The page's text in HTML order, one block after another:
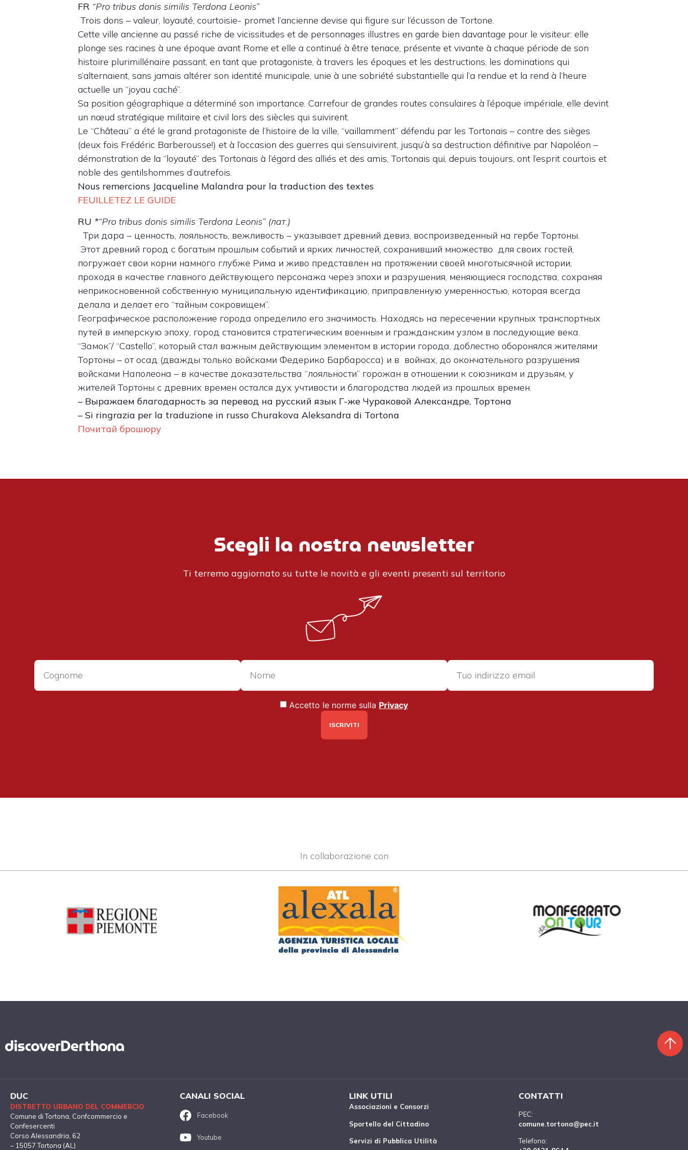
FR “Pro tribus donis similis Terdona Leonis”
Trois dons – valeur, loyauté, courtoisie- promet l’ancienne devise qui figure sur l’écusson de Tortone.
Cette ville ancienne au passé riche de vicissitudes et de personnages illustres en garde bien davantage pour le visiteur: elle
plonge ses racines à une époque avant Rome et elle a continué à être tenace, présente et vivante à chaque période de son
histoire plurimillénaire passant, en tant que protagoniste, à travers les époques et les destructions, les dominations qui
s’alternaient, sans jamais altérer son identité municipale, unie à une sobriété substantielle qui l’a rendue et la rend à l’heure
actuelle un “joyau caché”.
Sa position géographique a déterminé son importance. Carrefour de grandes routes consulaires à l’époque impériale, elle devint
un nœud stratégique militaire et civil lors des siècles qui suivirent.
Le “Château” a été le grand protagoniste de l’histoire de la ville, “vaillamment” défendu par les Tortonais – contre des sièges
(deux fois Frédéric Barberousse!) et à l’occasion des guerres qui s’ensuivirent, jusqu’à sa destruction définitive par Napoléon –
démonstration de la “loyauté” des Tortonais à l’égard des alliés et des amis, Tortonais qui, depuis toujours, ont l’esprit courtois et
noble des gentilshommes d’autrefois.
Nous remercions Jacqueline Malandra pour la traduction des textes
FEUILLETEZ LE GUIDE
RU *“Pro tribus donis similis Terdona Leonis” (лат.)
Три дара – ценность, лояльность, вежливость – указывает древний девиз, воспроизведенный на гербе Тортоны.
Этот древний город с богатым прошлым событий и ярких личностей, сохранивший множество для своих гостей,
погружает свои корни намного глубже Рима и живо представлен на протяжении своей многотысячной истории,
проходя в качестве главного действующего персонажа через эпохи и разрушения, меняющиеся господства, сохраняя
неприкосновенной собственную муниципальную идентификацию, приправленную умеренностью, которая всегда
делала и делает его “тайным сокровищем”.
Географическое расположение города определило его значимость. Находясь на пересечении крупных транспортных
путей в имперскую эпоху, город становится стратегическим военным и гражданским узлом в последующие века.
“Замок”/ “Castello”, который стал важным действующим элементом в истории города, доблестно оборонялся жителями
Тортоны – от осад (дважды только войсками Федерико Барбаросса) и в войнах, до окончательного разрушения
войсками Наполеона – в качестве доказательства “лояльности” горожан в отношении к союзникам и друзьям, у
жителей Тортоны с древних времен остался дух учтивости и благородства людей из прошлых времен.
– Выражаем благодарность за перевод на русский язык Г-же Чураковой Александре, Тортона
– Si ringrazia per la traduzione in russo Churakova Aleksandra di Tortona
Почитай брошюру
Scegli la nostra newsletter
Ti terremo aggiornato su tutte le novità e gli eventi presenti sul territorio
Accetto le norme sulla Privacy
In collaborazione con
DUC
DISTRETTO URBANO DEL COMMERCIO
Comune di Tortona , Confcommercio e
Confesercenti
Corso Alessandria, 62
– 15057 Tortona (AL)
CANALI SOCIAL
Facebook
Youtube
LINK UTILI
Associazioni e Consorzi
Sportello del Cittadino
Servizi di Pubblica Utilità
CONTATTI
PEC:
comune.tortona@pec.it
Telefono: